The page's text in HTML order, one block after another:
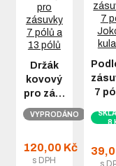
Držák
kovový
pro zá…
VYPRODÁNO
120,00 Kč
s DPH
7
8
s